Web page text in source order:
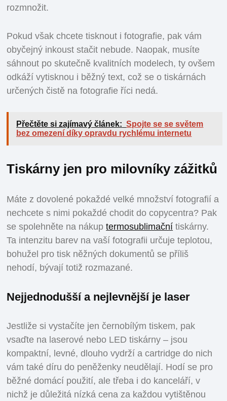
rozmnožit.
Pokud však chcete tisknout i fotografie, pak vám
obyčejný inkoust stačit nebude. Naopak, musíte
sáhnout po skutečně kvalitních modelech, ty ovšem
odkáží vytisknou i běžný text, což se o tiskárnách
určených čistě na fotografie říci nedá.
Přečtěte si zajímavý článek: Spojte se se světem
bez omezení díky opravdu rychlému internetu
Tiskárny jen pro milovníky zážitků
Máte z dovolené pokaždé velké množství fotografií a
nechcete s nimi pokaždé chodit do copycentra? Pak
se spolehněte na nákuptermosublimační tiskárny.
Ta intenzitu barev na vaší fotografii určuje teplotou,
bohužel pro tisk něžných dokumentů se příliš
nehodí, bývají totiž rozmazané.
Nejjednodušší a nejlevnější je laser
Jestliže si vystačíte jen černobílým tiskem, pak
vsaďte na laserové nebo LED tiskárny – jsou
kompaktní, levné, dlouho vydrží a cartridge do nich
vám také díru do peněženky neudělají. Hodí se pro
běžné domácí použití, ale třeba i do kanceláří, v
nichž je důležitá nízká cena za každou vytištěnou